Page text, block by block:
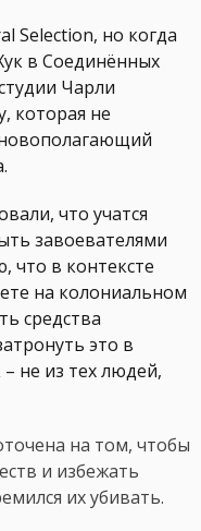
Selection, но когда
в Соединённых
Чарли
которая не
что учатся
завоевателями
что в контексте
на колониальном
средства
это в
не из тех людей,
на том, чтобы
и избежать
их убивать.